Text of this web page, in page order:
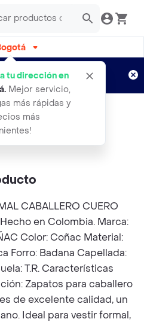
tu dirección en
. Mejor servicio,
más rápidas y
más
semanas
Aplican TyC
Cuero
CABALLERO CUERO
en Colombia. Marca:
Color: Coñac Material:
Forro: Badana Capellada:
T.R. Características
Zapatos para caballero
de excelente calidad, un
Ideal para vestir formal,